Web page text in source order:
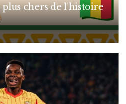
chers de l’histoire